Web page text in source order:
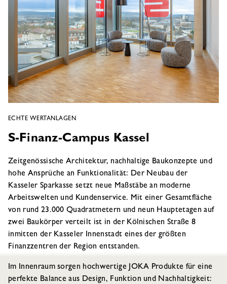
ECHTE WERTANLAGEN
S-Finanz-Campus Kassel
Zeitgenössische Architektur, nachhaltige Baukonzepte und
hohe Ansprüche an Funktionalität: Der Neubau der
Kasseler Sparkasse setzt neue Maßstäbe an moderne
Arbeitswelten und Kundenservice. Mit einer Gesamtfläche
von rund 23.000 Quadratmetern und neun Hauptetagen auf
zwei Baukörper verteilt ist in der Kölnischen Straße 8
inmitten der Kasseler Innenstadt eines der größten
Finanzzentren der Region entstanden.
Im Innenraum sorgen hochwertige JOKA Produkte für eine
perfekte Balance aus Design, Funktion und Nachhaltigkeit: